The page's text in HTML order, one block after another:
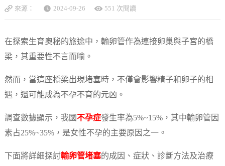
來源： 2024-09-26 551 次閱讀
在探索生育奧秘的旅途中，輸卵管作為連接卵巢與子宮的橋
梁，其重要性不言而喻。
然而，當這座橋梁出現堵塞時，不僅會影響精子和卵子的相
遇，還可能成為不孕不育的元凶。
調查數據顯示，我國不孕症發生率為5%~15%，其中輸卵管因
素占25%~35%，是女性不孕的主要原因之一。
下面將詳細探討輸卵管堵塞的成因、症狀、診斷方法及治療